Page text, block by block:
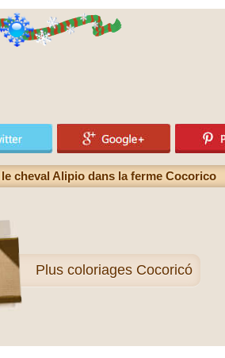
cheval Alipio dans la ferme Cocorico
Plus coloriages Cocoricó